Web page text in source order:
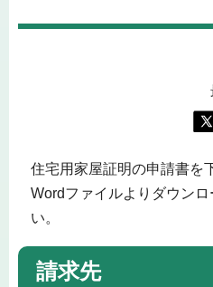
住宅用家屋証明の申請書を
Wordファイルよりダウン
い。
請求先